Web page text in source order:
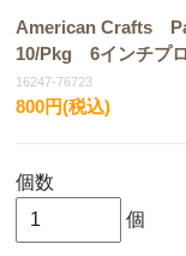
American Crafts
10/Pkg 6インチプ
16247-76723
800円(税込)
個数
個